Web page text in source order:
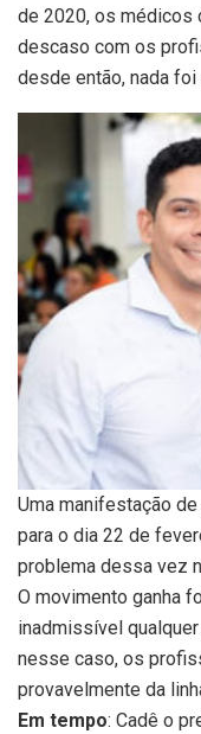
de 2020, os médicos
descaso com os
desde então, nada
Uma manifestação
para o dia 22 de
problema dessa vez
O movimento ganha
inadmissível
nesse caso, os
provavelmente da
Em tempo: Cadê o